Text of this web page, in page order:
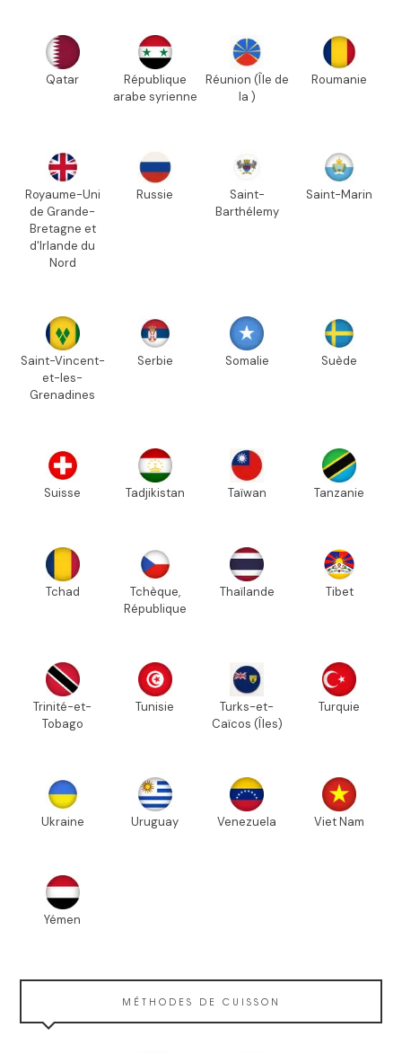
Qatar
République
arabe syrienne
Réunion (Île de
la )
Roumanie
Royaume-Uni
de Grande-
Bretagne et
d'Irlande du
Nord
Russie
Saint-
Barthélemy
Saint-Marin
Saint-Vincent-
et-les-
Grenadines
Serbie Somalie Suède
Suisse Tadjikistan Taïwan Tanzanie
Tchad
Tchèque,
République
Thaïlande Tibet
Trinité-et-
Tobago
Tunisie
Turks-et-
Caïcos (Îles)
Turquie
Ukraine Uruguay Venezuela Viet Nam
Yémen
MÉTHODES DE CUISSON